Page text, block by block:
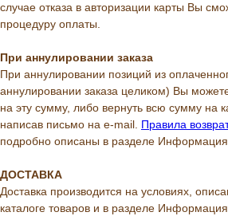
случае отказа в авторизации карты Вы
процедуру оплаты.
При аннулировании заказа
При аннулировании позиций из
аннулировании заказа целиком) Вы
на эту сумму, либо вернуть всю сумму на
написав письмо на e-mail. Правила
подробно описаны в разделе
ДОСТАВКА
Доставка производится на условиях,
каталоге товаров и в разделе